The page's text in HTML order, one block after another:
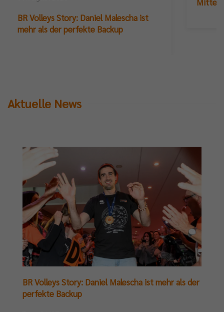
BR Volleys Story: Daniel Malescha ist
mehr als der perfekte Backup
Aktuelle News
BR Volleys Story: Daniel Malescha ist mehr als der
perfekte Backup